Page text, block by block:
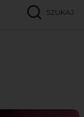
SZUKAJ
Facebook